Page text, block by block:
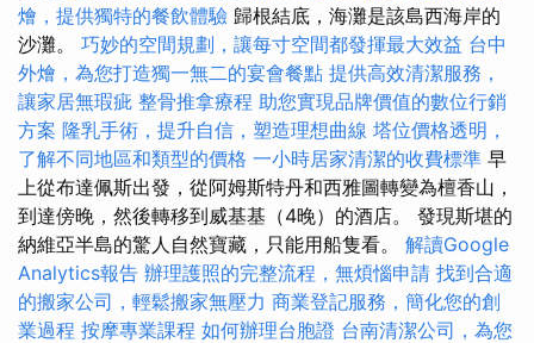
燴，提供獨特的餐飲體驗 歸根結底，海灘是該島西海岸的
沙灘。 巧妙的空間規劃，讓每寸空間都發揮最大效益 台中
外燴，為您打造獨一無二的宴會餐點 提供高效清潔服務，
讓家居無瑕疵 整骨推拿療程 助您實現品牌價值的數位行銷
方案 隆乳手術，提升自信，塑造理想曲線 塔位價格透明，
了解不同地區和類型的價格 一小時居家清潔的收費標準 早
上從布達佩斯出發，從阿姆斯特丹和西雅圖轉變為檀香山，
到達傍晚，然後轉移到威基基（4晚）的酒店。 發現斯堪的
納維亞半島的驚人自然寶藏，只能用船隻看。 解讀Google
Analytics報告 辦理護照的完整流程，無煩惱申請 找到合適
的搬家公司，輕鬆搬家無壓力 商業登記服務，簡化您的創
業過程 按摩專業課程 如何辦理台胞證 台南清潔公司，為您